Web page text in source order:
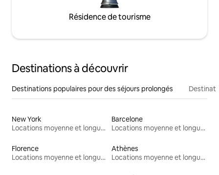
Résidence de tourisme
Destinations à découvrir
Destinations populaires pour des séjours prolongés
New York
Locations moyenne et longue durée
Barcelone
Locations moyenne et longue durée
Florence
Locations moyenne et longue durée
Athènes
Locations moyenne et longue durée